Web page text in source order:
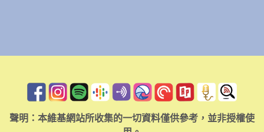
聲明：本維基網站所收集的一切資料僅供參考，並非授權使